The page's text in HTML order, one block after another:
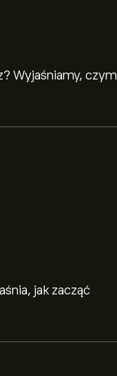
Wyjaśniamy, czym
jak zacząć